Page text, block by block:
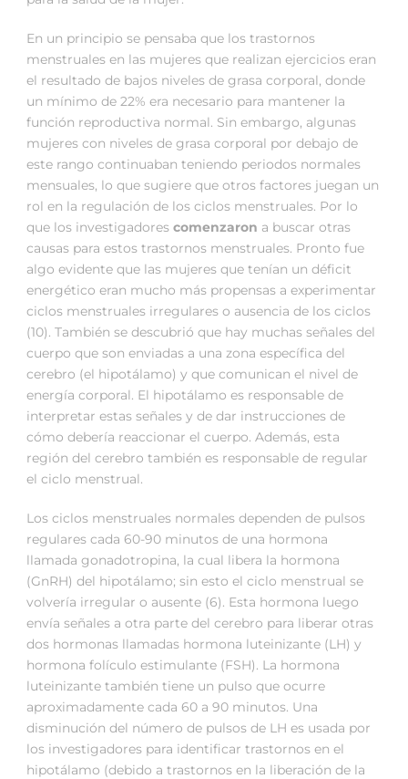
En un principio se pensaba que los trastornos
menstruales en las mujeres que realizan ejercicios eran
el resultado de bajos niveles de grasa corporal, donde
un mínimo de 22% era necesario para mantener la
función reproductiva normal. Sin embargo, algunas
mujeres con niveles de grasa corporal por debajo de
este rango continuaban teniendo periodos normales
mensuales, lo que sugiere que otros factores juegan un
rol en la regulación de los ciclos menstruales. Por lo
que los investigadores comenzaron a buscar otras
causas para estos trastornos menstruales. Pronto fue
algo evidente que las mujeres que tenían un déficit
energético eran mucho más propensas a experimentar
ciclos menstruales irregulares o ausencia de los ciclos
(10). También se descubrió que hay muchas señales del
cuerpo que son enviadas a una zona específica del
cerebro (el hipotálamo) y que comunican el nivel de
energía corporal. El hipotálamo es responsable de
interpretar estas señales y de dar instrucciones de
cómo debería reaccionar el cuerpo. Además, esta
región del cerebro también es responsable de regular
el ciclo menstrual.
Los ciclos menstruales normales dependen de pulsos
regulares cada 60-90 minutos de una hormona
llamada gonadotropina, la cual libera la hormona
(GnRH) del hipotálamo; sin esto el ciclo menstrual se
volvería irregular o ausente (6). Esta hormona luego
envía señales a otra parte del cerebro para liberar otras
dos hormonas llamadas hormona luteinizante (LH) y
hormona folículo estimulante (FSH). La hormona
luteinizante también tiene un pulso que ocurre
aproximadamente cada 60 a 90 minutos. Una
disminución del número de pulsos de LH es usada por
los investigadores para identificar trastornos en el
hipotálamo (debido a trastornos en la liberación de la